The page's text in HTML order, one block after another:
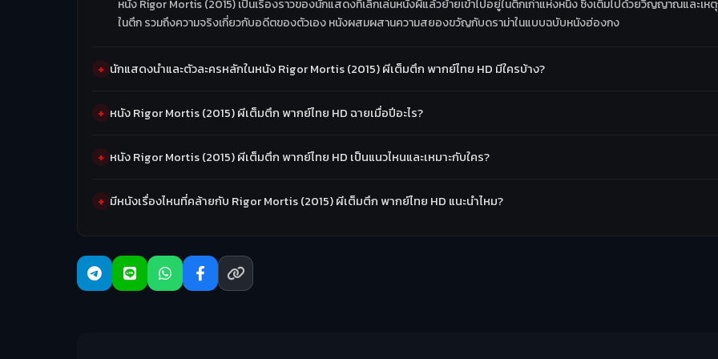
หนัง Rigor Mortis (2015) เป็นเรื่องราวของนักแสดงที่เลิกเล่นหนังผีแล้วย้ายเข้าไปอยู่ในตึกเก่าแห่งหนึ่ง ซึ่งเต็มไปด้วยวิญญาณและ
ในตึก รวมถึงความจริงเกี่ยวกับอดีตของตัวเอง หนังผสมผสานความสยองขวัญกับดราม่าในแบบฉบับหนังฮ่องกง
นักแสดงนำและตัวละครหลักในหนัง Rigor Mortis (2015) ผีเต็มตึก พากย์ไทย HD มีใครบ้าง?
หนัง Rigor Mortis (2015) ผีเต็มตึก พากย์ไทย HD ฉายเมื่อปีอะไร?
หนัง Rigor Mortis (2015) ผีเต็มตึก พากย์ไทย HD เป็นแนวไหนและเหมาะกับใคร?
มีหนังเรื่องไหนที่คล้ายกับ Rigor Mortis (2015) ผีเต็มตึก พากย์ไทย HD แนะนำไหม?